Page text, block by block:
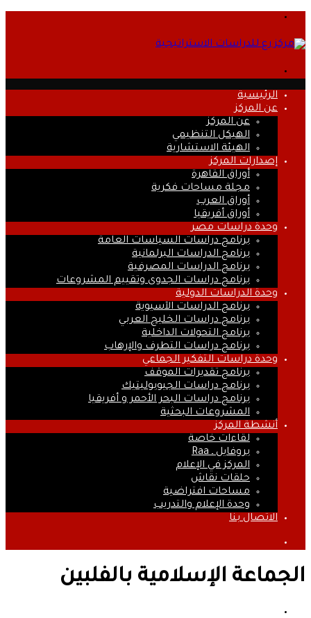
الرئيسية
عن المركز
عن المركز
الهيكل التنظيمي
الهيئة الاستشارية
إصدارات المركز
أوراق القاهرة
مجلة مساحات فكرية
أوراق العرب
أوراق أفريقيا
وحدة دراسات مصر
برنامج دراسات السياسات العامة
برنامج الدراسات البرلمانية
برنامج الدراسات المصرفية
برنامج دراسات الجدوى وتقييم المشروعات
وحدة الدراسات الدولية
برنامج الدراسات الآسيوية
برنامج دراسات الخليج العربي
برنامج التحولات الداخلية
برنامج دراسات التطرف والإرهاب
وحدة دراسات التفكير الجماعي
برنامج تقديرات الموقف
برنامج دراسات الجيوبوليتيك
برنامج دراسات البحر الأحمر و أفريقيا
المشروعات البحثية
أنشطة المركز
لقاءات خاصة
بروفايل ـ Raa
المركز في الإعلام
حلقات نقاش
مساحات افتراضية
وحدة الإعلام والتدريب
الاتصال بنا
الجماعة الإسلامية بالفلبين